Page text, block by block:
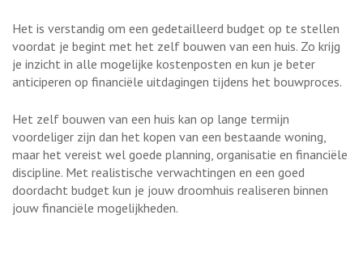
Het is verstandig om een gedetailleerd budget op te stellen
voordat je begint met het zelf bouwen van een huis. Zo krijg
je inzicht in alle mogelijke kostenposten en kun je beter
anticiperen op financiële uitdagingen tijdens het bouwproces.
Het zelf bouwen van een huis kan op lange termijn
voordeliger zijn dan het kopen van een bestaande woning,
maar het vereist wel goede planning, organisatie en financiële
discipline. Met realistische verwachtingen en een goed
doordacht budget kun je jouw droomhuis realiseren binnen
jouw financiële mogelijkheden.